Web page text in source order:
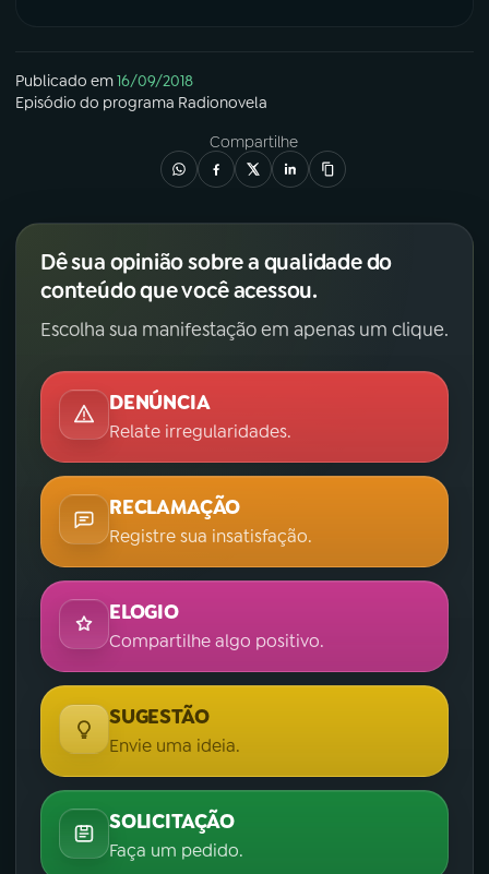
Publicado em16/09/2018
Episódio do programa Radionovela
Compartilhe
Dê sua opinião sobre a qualidade do
conteúdo que você acessou.
Escolha sua manifestação em apenas um clique.
DENÚNCIA
Relate irregularidades.
RECLAMAÇÃO
Registre sua insatisfação.
ELOGIO
Compartilhe algo positivo.
SUGESTÃO
Envie uma ideia.
SOLICITAÇÃO
Faça um pedido.